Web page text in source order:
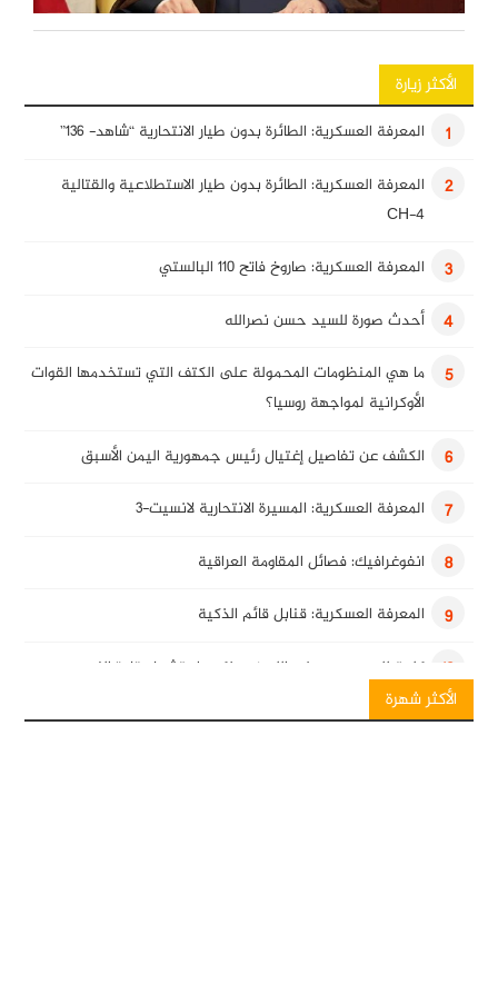
الأكثر زيارة
1
المعرفة العسكرية: الطائرة بدون طيار الانتحارية “شاهد- 136”
2
المعرفة العسكرية: الطائرة بدون طيار الاستطلاعية والقتالية
CH-4
3 المعرفة العسكرية: صاروخ فاتح 110 البالستي
4 أحدث صورة للسيد حسن نصرالله
5
ما هي المنظومات المحمولة على الكتف التي تستخدمها القوات
الأوكرانية لمواجهة روسيا؟
6 الكشف عن تفاصيل إغتيال رئيس جمهورية اليمن الأسبق
7 المعرفة العسكرية: المسيرة الانتحارية لانسيت-3
8 انفوغرافيك: فصائل المقاومة العراقية
9 المعرفة العسكرية: قنابل قائم الذكية
10 كلمة للسيد حسن نصرالله في ذكرى استشهاد قادة النصر
الأكثر شهرة